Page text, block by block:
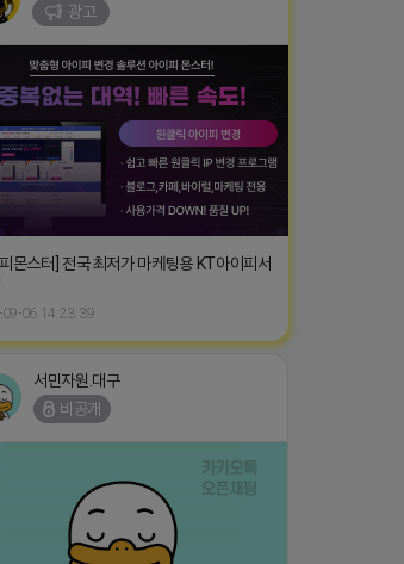
광고
몬스터] 전국 최저가 마케팅용 KT아이피서
06 14:23:39
서민자원.대구
비공개